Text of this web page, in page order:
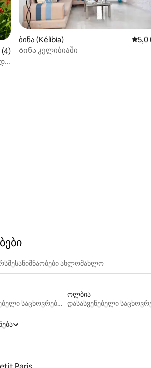
შეფასებაა 5‑დან 5,0, 4 მიმოხილვა
(4)
ბინა (Kélibia)
5,0
Ბინა კელიბიაში
ახლომახლო
დასასვენებელი საცხოვრებლები
ოლბია